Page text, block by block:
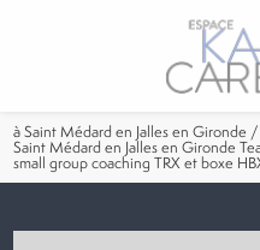
à Saint Médard en Jalles en Gironde
Saint Médard en Jalles en Gironde
small group coaching TRX et boxe